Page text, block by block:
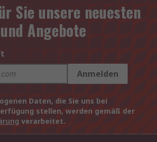
Sie unsere neuesten
Angebote
Anmelden
Daten, die Sie uns bei
stellen, werden gemäß der
verarbeitet.